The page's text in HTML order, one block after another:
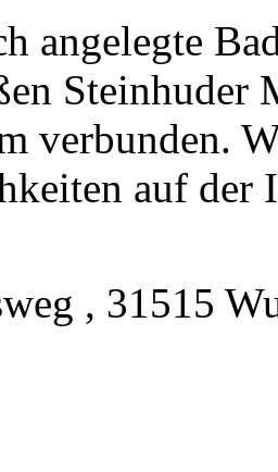
angelegte
Steinhuder
verbunden.
auf der
, 31515